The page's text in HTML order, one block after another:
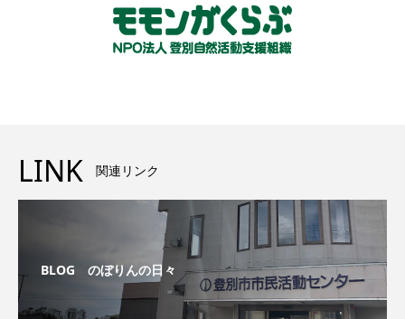
LINK 関連リンク
BLOG のぼりんの日々